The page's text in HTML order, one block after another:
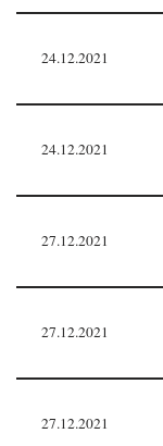
24.12.2021
24.12.2021
27.12.2021
27.12.2021
27.12.2021